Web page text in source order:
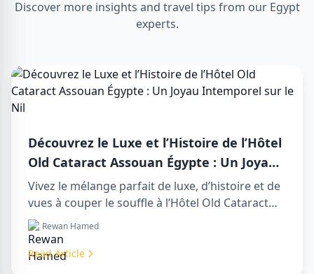
Discover more insights and travel tips from our Egypt
experts.
Découvrez le Luxe et l’Histoire de l’Hôtel
Old Cataract Assouan Égypte : Un Joyau
Intemporel sur le Nil
Vivez le mélange parfait de luxe, d’histoire et de
vues à couper le souffle à l’Hôtel Old Cataract
Assouan Égypte. Explorez des day tours in luxor
egypt inoubliables et profitez d’un day trip to
aswan from luxor mémorable.
Rewan Hamed
Read Article